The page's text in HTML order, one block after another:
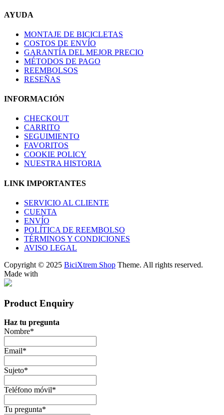
AYUDA
MONTAJE DE BICICLETAS
COSTOS DE ENVÍO
GARANTÍA DEL MEJOR PRECIO
MÉTODOS DE PAGO
REEMBOLSOS
RESEÑAS
INFORMACIÓN
CHECKOUT
CARRITO
SEGUIMIENTO
FAVORITOS
COOKIE POLICY
NUESTRA HISTORIA
LINK IMPORTANTES
SERVICIO AL CLIENTE
CUENTA
ENVÍO
POLÍTICA DE REEMBOLSO
TÉRMINOS Y CONDICIONES
AVISO LEGAL
Copyright © 2025 BiciXtrem Shop Theme. All rights reserved.
Made with
Product Enquiry
Haz tu pregunta
Nombre*
Email*
Sujeto*
Teléfono móvil*
Tu pregunta*